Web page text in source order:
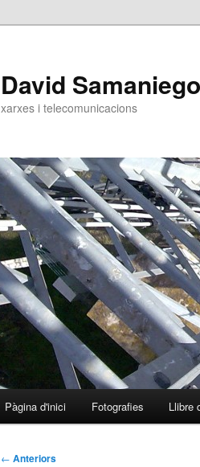
David
xarxes i telecomunicacions
Pàgina d'inici Fotografies Llibre
Navegació
← Anteriors